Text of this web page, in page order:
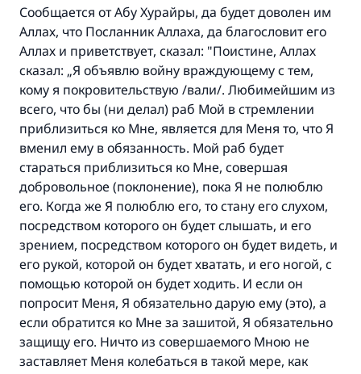
Сообщается от Абу Хурайры, да будет доволен им
Аллах, что Посланник Аллаха, да благословит его
Аллах и приветствует, сказал: "Поистине, Аллах
сказал: „Я объявлю войну враждующему с тем,
кому я покровительствую /вали/. Любимейшим из
всего, что бы (ни делал) раб Мой в стремлении
приблизиться ко Мне, является для Меня то, что Я
вменил ему в обязанность. Мой раб будет
стараться приблизиться ко Мне, совершая
добровольное (поклонение), пока Я не полюблю
его. Когда же Я полюблю его, то стану его слухом,
посредством которого он будет слышать, и его
зрением, посредством которого он будет видеть, и
его рукой, которой он будет хватать, и его ногой, с
помощью которой он будет ходить. И если он
попросит Меня, Я обязательно дарую ему (это), а
если обратится ко Мне за зашитой, Я обязательно
защищу его. Ничто из совершаемого Мною не
заставляет Меня колебаться в такой мере, как